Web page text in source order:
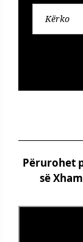
Përurohet
së